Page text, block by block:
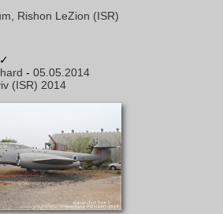
Rishon LeZion (ISR)
- 05.05.2014
(ISR) 2014